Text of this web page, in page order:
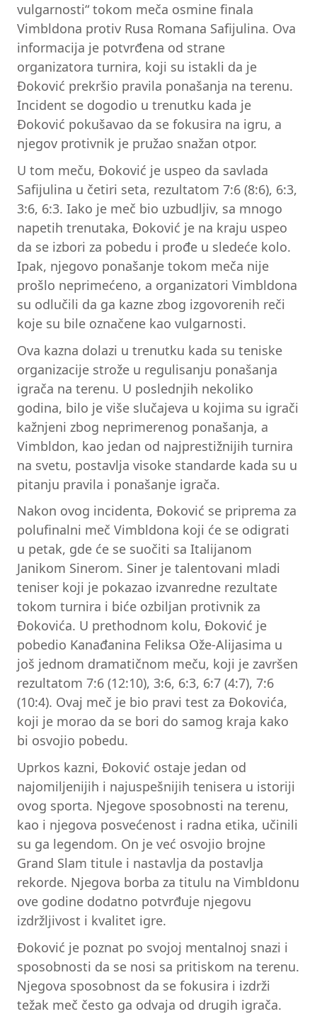
vulgarnosti“ tokom meča osmine finala
Vimbldona protiv Rusa Romana Safijulina. Ova
informacija je potvrđena od strane
organizatora turnira, koji su istakli da je
Đoković prekršio pravila ponašanja na terenu.
Incident se dogodio u trenutku kada je
Đoković pokušavao da se fokusira na igru, a
njegov protivnik je pružao snažan otpor.
U tom meču, Đoković je uspeo da savlada
Safijulina u četiri seta, rezultatom 7:6 (8:6), 6:3,
3:6, 6:3. Iako je meč bio uzbudljiv, sa mnogo
napetih trenutaka, Đoković je na kraju uspeo
da se izbori za pobedu i prođe u sledeće kolo.
Ipak, njegovo ponašanje tokom meča nije
prošlo neprimećeno, a organizatori Vimbldona
su odlučili da ga kazne zbog izgovorenih reči
koje su bile označene kao vulgarnosti.
Ova kazna dolazi u trenutku kada su teniske
organizacije strože u regulisanju ponašanja
igrača na terenu. U poslednjih nekoliko
godina, bilo je više slučajeva u kojima su igrači
kažnjeni zbog neprimerenog ponašanja, a
Vimbldon, kao jedan od najprestižnijih turnira
na svetu, postavlja visoke standarde kada su u
pitanju pravila i ponašanje igrača.
Nakon ovog incidenta, Đoković se priprema za
polufinalni meč Vimbldona koji će se odigrati
u petak, gde će se suočiti sa Italijanom
Janikom Sinerom. Siner je talentovani mladi
teniser koji je pokazao izvanredne rezultate
tokom turnira i biće ozbiljan protivnik za
Đokovića. U prethodnom kolu, Đoković je
pobedio Kanađanina Feliksa Ože-Alijasima u
još jednom dramatičnom meču, koji je završen
rezultatom 7:6 (12:10), 3:6, 6:3, 6:7 (4:7), 7:6
(10:4). Ovaj meč je bio pravi test za Đokovića,
koji je morao da se bori do samog kraja kako
bi osvojio pobedu.
Uprkos kazni, Đoković ostaje jedan od
najomiljenijih i najuspešnijih tenisera u istoriji
ovog sporta. Njegove sposobnosti na terenu,
kao i njegova posvećenost i radna etika, učinili
su ga legendom. On je već osvojio brojne
Grand Slam titule i nastavlja da postavlja
rekorde. Njegova borba za titulu na Vimbldonu
ove godine dodatno potvrđuje njegovu
izdržljivost i kvalitet igre.
Đoković je poznat po svojoj mentalnoj snazi i
sposobnosti da se nosi sa pritiskom na terenu.
Njegova sposobnost da se fokusira i izdrži
težak meč često ga odvaja od drugih igrača.